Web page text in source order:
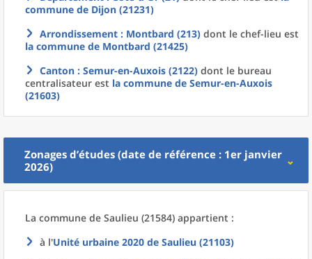
commune de Dijon (21231)
Arrondissement : Montbard (213) dont le chef-lieu est
la commune de Montbard (21425)
Canton : Semur-en-Auxois (2122) dont le bureau
centralisateur est la commune de Semur-en-Auxois
(21603)
Zonages d’études (date de référence : 1er janvier
2026)
La commune de Saulieu (21584) appartient :
à l'Unité urbaine 2020 de Saulieu (21103)